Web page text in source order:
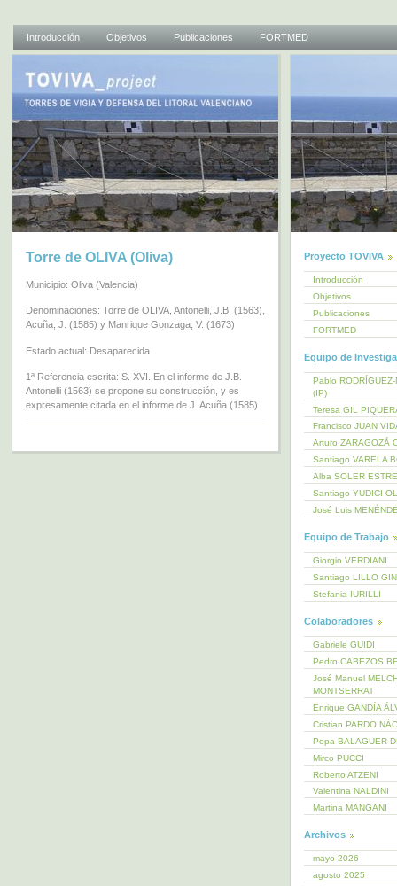
Introducción Objetivos Publicaciones FORTMED
Torre de OLIVA (Oliva)
Municipio: Oliva (Valencia)
Denominaciones: Torre de OLIVA, Antonelli, J.B. (1563),
Acuña, J. (1585) y Manrique Gonzaga, V. (1673)
Estado actual: Desaparecida
1ª Referencia escrita: S. XVI. En el informe de J.B.
Antonelli (1563) se propone su construcción, y es
expresamente citada en el informe de J. Acuña (1585)
Proyecto TOVIVA
Introducción
Objetivos
Publicaciones
FORTMED
Equipo de
Pablo RODRÍGUEZ-
(IP)
Teresa GIL
Francisco JUAN
Arturo ZARAGOZÁ
Santiago VARELA
Alba SOLER
Santiago YUDICI
José Luis
Equipo de Trabajo
Giorgio VERDIANI
Santiago LILLO
Stefania IURILLI
Colaboradores
Gabriele GUIDI
Pedro CABEZOS
José Manuel
MONTSERRAT
Enrique GANDÍA
Cristian PARDO
Pepa BALAGUER
Mirco PUCCI
Roberto ATZENI
Valentina NALDINI
Martina MANGANI
Archivos
mayo 2026
agosto 2025